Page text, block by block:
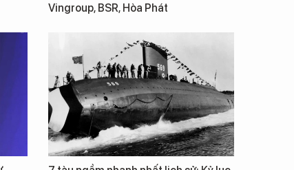
Vingroup, BSR, Hòa Phát